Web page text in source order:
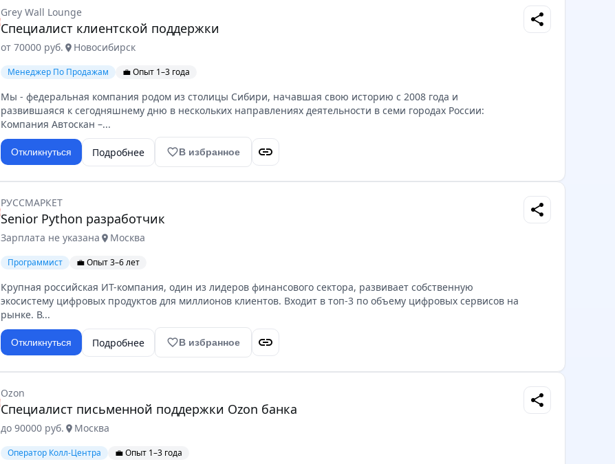
Grey Wall Lounge
Специалист клиентской поддержки
от 70000 руб. location_on Новосибирск
Менеджер По Продажам 💼 Опыт 1–3 года
Мы - федеральная компания родом из столицы Сибири, начавшая свою историю с 2008 года и
развившаяся к сегодняшнему дню в нескольких направлениях деятельности в семи городах России:
Компания Автоскан –...
Откликнуться Подробнее favorite_borderВ избранное link
share
РУССМАРКЕТ
Senior Python разработчик
Зарплата не указана location_on Москва
Программист 💼 Опыт 3–6 лет
Крупная российская ИТ-компания, один из лидеров финансового сектора, развивает собственную
экосистему цифровых продуктов для миллионов клиентов. Входит в топ-3 по объему цифровых сервисов на
рынке. В...
Откликнуться Подробнее favorite_borderВ избранное link
share
Ozon
Специалист письменной поддержки Ozon банка
до 90000 руб. location_on Москва
Оператор Колл-Центра 💼 Опыт 1–3 года
share